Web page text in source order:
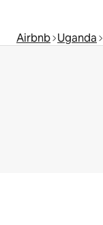
Airbnb Uganda